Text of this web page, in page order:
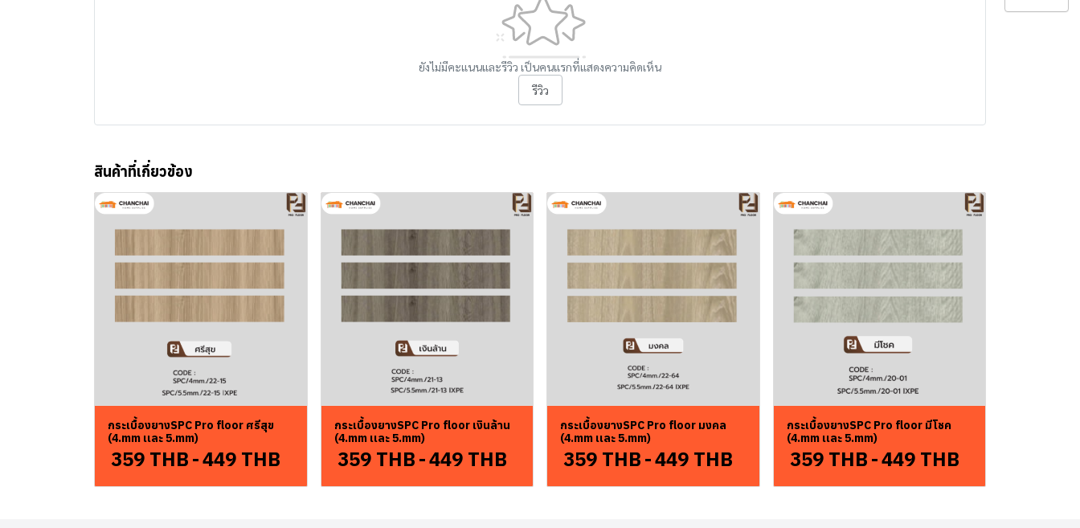
ยังไม่มีคะแนนและรีวิว เป็นคนแรกที่แสดงความคิดเห็น
รีวิว
สินค้าที่เกี่ยวข้อง
กระเบื้องยางSPC Pro floor ศรีสุข
(4.mm เเละ 5.mm)
359 THB-449 THB
กระเบื้องยางSPC Pro floor เงินล้าน
(4.mm เเละ 5.mm)
359 THB-449 THB
กระเบื้องยางSPC Pro floor มงคล
(4.mm เเละ 5.mm)
359 THB-449 THB
กระเบื้องยางSPC Pro floor มีโชค
(4.mm เเละ 5.mm)
359 THB-449 THB